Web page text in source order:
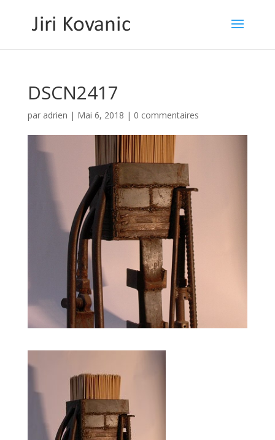
DSCN2417
par adrien | Mai 6, 2018 | 0 commentaires